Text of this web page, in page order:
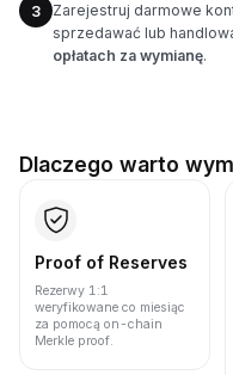
3
Zarejestruj darmowe
sprzedawać lub
opłatach za wymianę.
Dlaczego warto
Proof of Reserves
Rezerwy 1:1
weryfikowane co miesiąc
za pomocą on-chain
Merkle proof.